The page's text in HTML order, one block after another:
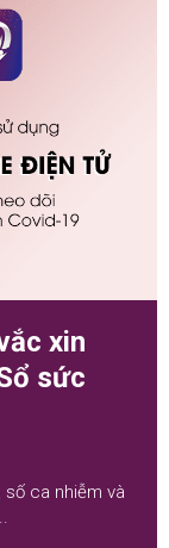
xin
sức
số ca nhiễm và